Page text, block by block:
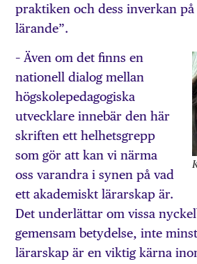
praktiken och dess inverkan
lärande”.
– Även om det finns en
nationell dialog mellan
högskolepedagogiska
utvecklare innebär den här
skriften ett helhetsgrepp
som gör att kan vi närma
oss varandra i synen på vad
ett akademiskt lärarskap är.
Det underlättar om vissa
gemensam betydelse, inte
lärarskap är en viktig kärna